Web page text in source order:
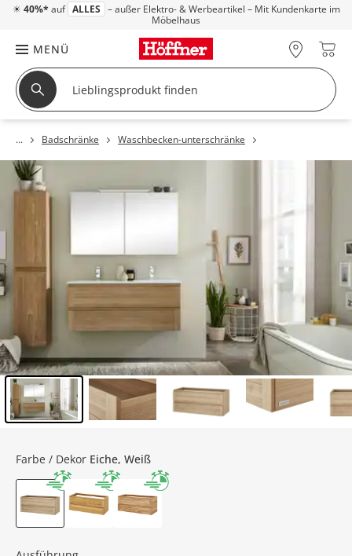
☀ 40%* auf ALLES – außer Elektro- & Werbeartikel – Mit Kundenkarte im
Möbelhaus
MENÜ
Badschränke Waschbecken-unterschränke
Farbe / Dekor Eiche, Weiß